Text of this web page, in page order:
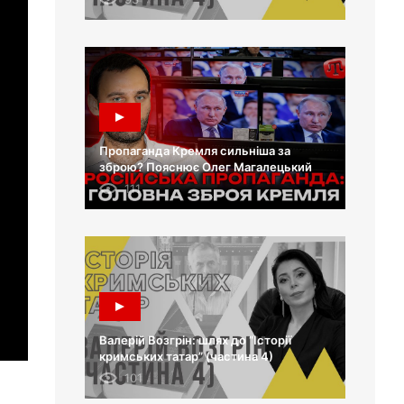
Пропаганда Кремля сильніша за
зброю? Пояснює Олег Магалецький
111
Валерій Возгрін: шлях до “Історії
кримських татар” (частина 4)
101